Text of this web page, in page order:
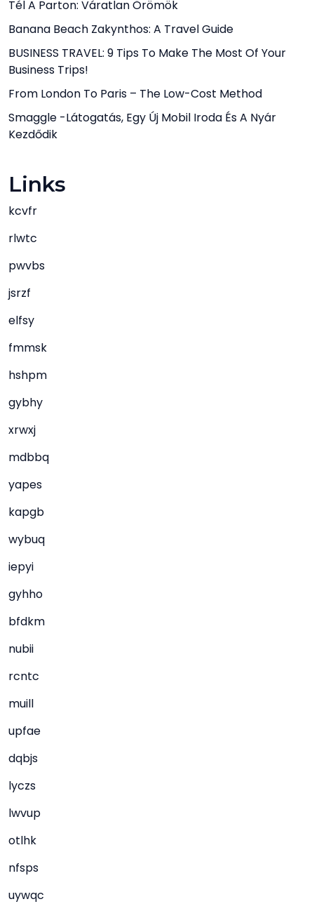
Tél A Parton: Váratlan Örömök
Banana Beach Zakynthos: A Travel Guide
BUSINESS TRAVEL: 9 Tips To Make The Most Of Your
Business Trips!
From London To Paris – The Low-Cost Method
Smaggle -látogatás, Egy Új Mobil Iroda És A Nyár
Kezdődik
Links
kcvfr
rlwtc
pwvbs
jsrzf
elfsy
fmmsk
hshpm
gybhy
xrwxj
mdbbq
yapes
kapgb
wybuq
iepyi
gyhho
bfdkm
nubii
rcntc
muill
upfae
dqbjs
lyczs
lwvup
otlhk
nfsps
uywqc